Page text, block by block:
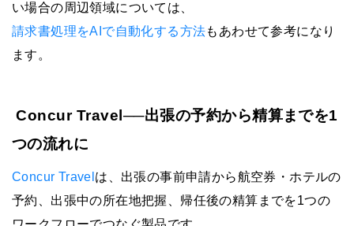
い場合の周辺領域については、
請求書処理をAIで自動化する方法もあわせて参考になり
ます。
Concur Travel──出張の予約から精算までを1
つの流れに
Concur Travel は、出張の事前申請から航空券・ホテルの
予約、出張中の所在地把握、帰任後の精算までを1つの